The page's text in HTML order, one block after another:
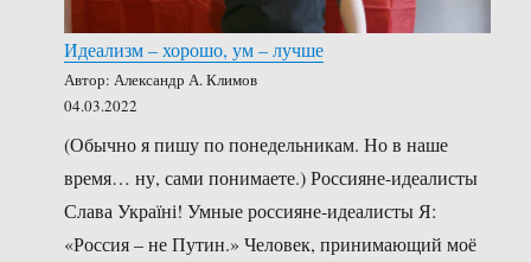
Идеализм – хорошо, ум – лучше
Автор: Александр А. Климов
04.03.2022
(Обычно я пишу по понедельникам. Но в наше
время… ну, сами понимаете.) Россияне-идеалисты
Слава Україні! Умные россияне-идеалисты Я:
«Россия – не Путин.» Человек, принимающий моё